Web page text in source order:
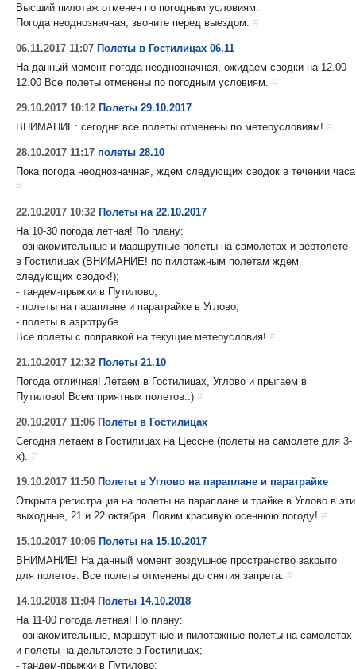
Высший пилотаж отменен по погодным условиям.
Погода неоднозначная, звоните перед выездом. #
06.11.2017 11:07 Полеты в Гостилицах 06.11
На данный момент погода неоднозначная, ожидаем сводки на 12.00
12.00 Все полеты отменены по погодным условиям. #
29.10.2017 10:12 Полеты 29.10.2017
ВНИМАНИЕ: сегодня все полеты отменены по метеоусловиям! #
28.10.2017 11:17 полеты 28.10
Пока погода неоднозначная, ждем следующих сводок в течении часа
#
22.10.2017 10:32 Полеты на 22.10.2017
На 10-30 погода летная! По плану:
- ознакомительные и маршрутные полеты на самолетах и вертолете
в Гостилицах (ВНИМАНИЕ! по пилотажным полетам ждем
следующих сводок!);
- тандем-прыжки в Путилово;
- полеты на параплане и паратрайке в Углово;
- полеты в аэротрубе.
Все полеты с поправкой на текущие метеоусловия! #
21.10.2017 12:32 Полеты 21.10
Погода отличная! Летаем в Гостилицах, Углово и прыгаем в
Путилово! Всем приятных полетов.:) #
20.10.2017 11:06 Полеты в Гостилицах
Сегодня летаем в Гостилицах на Цессне (полеты на самолете для 3-
х). #
19.10.2017 11:50 Полеты в Углово на параплане и паратрайке
Открыта регистрация на полеты на параплане и трайке в Углово в эти
выходные, 21 и 22 октября. Ловим красивую осеннюю погоду! #
15.10.2017 10:06 Полеты на 15.10.2017
ВНИМАНИЕ! На данный момент воздушное пространство закрыто
для полетов. Все полеты отменены до снятия запрета. #
14.10.2018 11:04 Полеты 14.10.2018
На 11-00 погода летная! По плану:
- ознакомительные, маршрутные и пилотажные полеты на самолетах
и полеты на дельталете в Гостилицах;
- тандем-прыжки в Путилово;